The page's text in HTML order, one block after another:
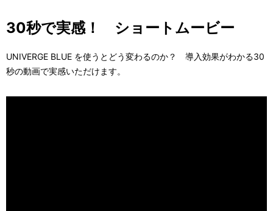
30秒で実感！ ショートムービー
UNIVERGE BLUE を使うとどう変わるのか？ 導入効果がわかる30
秒の動画で実感いただけます。